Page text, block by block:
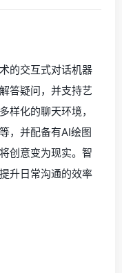
的交互式对话机器
答疑问，并支持艺
样化的聊天环境，
，并配备有AI绘图
创意变为现实。智
升日常沟通的效率